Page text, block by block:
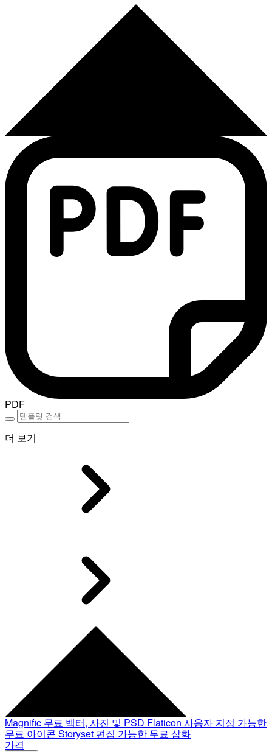
PDF
더 보기
Magnific 무료 벡터, 사진 및 PSD Flaticon 사용자 지정 가능한
무료 아이콘 Storyset 편집 가능한 무료 삽화
가격